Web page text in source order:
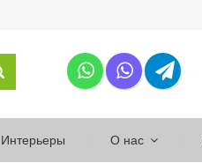
Интерьеры О нас